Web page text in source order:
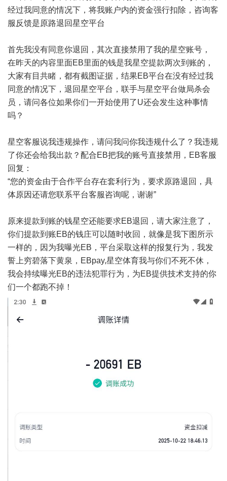
经过我同意的情况下，将我账户内的资金强行扣除，咨询客
服反馈是原路退回星空平台
首先我没有同意你退回，其次直接禁用了我的星空账号，
在昨天的内容里面EB里面的钱是我星空提款两次到账的，
大家有目共睹，都有截图证据，结果EB平台在没有经过我
同意的情况下，退回星空平台，联手与星空平台做局杀会
员，请问各位如果你们一开始使用了U还会发生这种事情
吗？
星空客服说我违规操作，请问我问你我违规什么了？我违规
了你还会给我出款？配合EB把我的账号直接禁用，EB客服
回复：
“您的资金由于合作平台存在套利行为，要求原路退回，具
体原因还请您联系平台客服咨询呢，谢谢”
原来提款到账的钱星空还能要求EB退回，请大家注意了，
你们提款到账EB的钱庄可以随时收回，就像是我下图所示
一样的，因为我曝光EB，平台采取这样的报复行为，我发
誓上穷碧落下黄泉，EBpay,星空体育我与你们不死不休，
我会持续曝光EB的违法犯罪行为，为EB提供技术支持的你
们一个都跑不掉！